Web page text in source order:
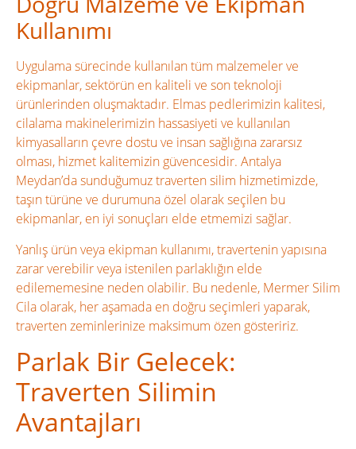
Kullanımı
Uygulama sürecinde kullanılan tüm malzemeler ve
ekipmanlar, sektörün en kaliteli ve son teknoloji
ürünlerinden oluşmaktadır. Elmas pedlerimizin kalitesi,
cilalama makinelerimizin hassasiyeti ve kullanılan
kimyasalların çevre dostu ve insan sağlığına zararsız
olması, hizmet kalitemizin güvencesidir. Antalya
Meydan’da sunduğumuz traverten silim hizmetimizde,
taşın türüne ve durumuna özel olarak seçilen bu
ekipmanlar, en iyi sonuçları elde etmemizi sağlar.
Yanlış ürün veya ekipman kullanımı, travertenin yapısına
zarar verebilir veya istenilen parlaklığın elde
edilememesine neden olabilir. Bu nedenle, Mermer Silim
Cila olarak, her aşamada en doğru seçimleri yaparak,
traverten zeminlerinize maksimum özen gösteririz.
Parlak Bir Gelecek:
Traverten Silimin
Avantajları